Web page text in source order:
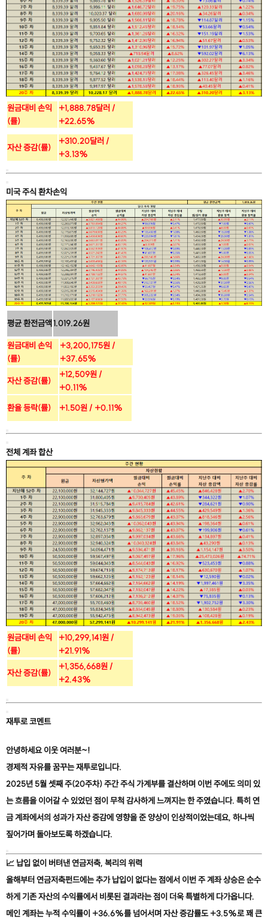
원금대비 손익
(률)
+1,888.78달러 /
+22.65%
자산 증감(률)
+310.20달러 /
+3.13%
미국 주식 환차손익
평균 환전금액1.019.26원
원금대비 손익
(률)
+3,200,175원 /
+37.65%
자산 증감(률)
+12,509원 /
+0.11%
환율 등락(률)
+1.50원 / +0.11%
전체 계좌 합산
원금대비 손익
(률)
+10,299,141원 /
+21.91%
자산 증감(률)
+1,356,668원 /
+2.43%
재투로 코멘트
안녕하세요 이웃 여러분~!
경제적 자유를 꿈꾸는 재투로입니다.
2025년 5월 셋째 주(20주차) 주간 주식 가계부를 결산하며 이번 주에도 의미 있
는 흐름을 이어갈 수 있었던 점이 무척 감사하게 느껴지는 한 주였습니다. 특히 연
금 계좌에서의 성과가 자산 증감에 영향을 준 양상이 인상적이었는데요, 하나씩
짚어가며 돌아보도록 하겠습니다.
📈 납입 없이 버텨낸 연금저축, 복리의 위력
올해부터 연금저축펀드에는 추가 납입이 없다는 점에서 이번 주 계좌 상승은 순수
하게 기존 자산의 수익률에서 비롯된 결과라는 점이 더욱 특별하게 다가옵니다.
메인 계좌는 누적 수익률이 +36.6%를 넘어서며 자산 증감률도 +3.5%로 꽤 큰